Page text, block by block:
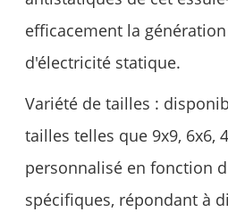
efficacement la
d'électricité statique.
Variété de tailles :
tailles telles que 9x9, 6x6,
personnalisé en fonction
spécifiques, répondant à